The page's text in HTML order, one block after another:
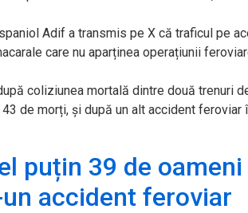
Adif a transmis pe X că traficul pe
care nu aparținea operațiunii
coliziunea mortală dintre două trenuri
de morți, și după un alt accident feroviar
puțin 39 de
accident feroviar